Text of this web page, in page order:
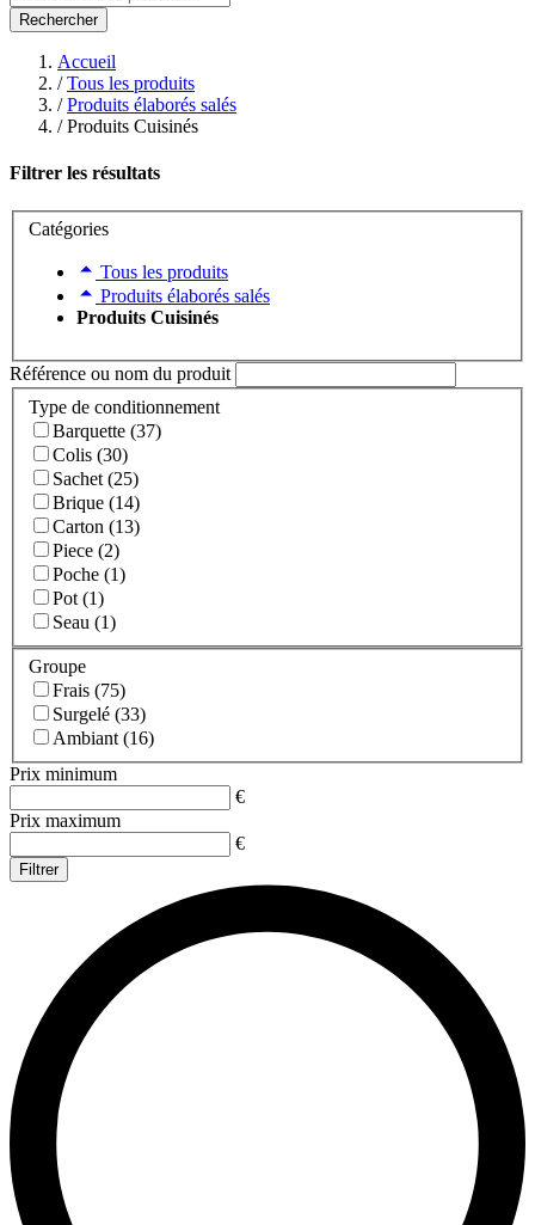
Rechercher
Accueil
/ Tous les produits
/ Produits élaborés salés
/Produits Cuisinés
Filtrer les résultats
Catégories
Tous les produits
Produits élaborés salés
Produits Cuisinés
Référence ou nom du produit
Type de conditionnement
Barquette (37)
Colis (30)
Sachet (25)
Brique (14)
Carton (13)
Piece (2)
Poche (1)
Pot (1)
Seau (1)
Groupe
Frais (75)
Surgelé (33)
Ambiant (16)
Prix minimum
€
Prix maximum
€
Filtrer